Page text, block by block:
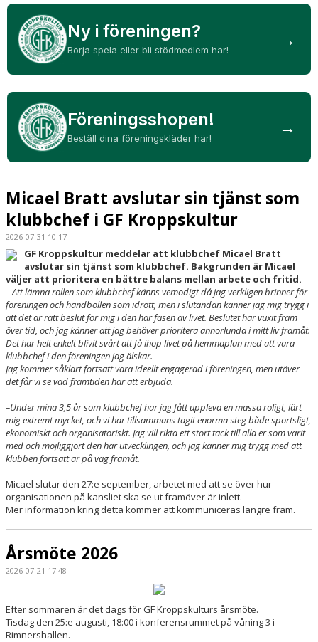
BILDGALLERI
SOCIALA MEDIER
Ny i föreningen?
Börja spela eller bli stödmedlem här! →
Föreningsshopen!
Beställ dina föreningskläder här! →
Micael Bratt avslutar sin tjänst som
klubbchef i GF Kroppskultur
2026-07-31 10:17
GF Kroppskultur meddelar att klubbchef Micael Bratt
avslutar sin tjänst som klubbchef. Bakgrunden är Micael
väljer att prioritera en bättre balans mellan arbete och fritid.
– Att lämna rollen som klubbchef känns vemodigt då jag verkligen brinner för
föreningen och handbollen som idrott, men i slutändan känner jag mig trygg i
att det är rätt beslut för mig i den här fasen av livet. Beslutet har vuxit fram
över tid, och jag känner att jag behöver prioritera annorlunda i mitt liv framåt.
Det har helt enkelt blivit svårt att få ihop livet på hemmaplan med att vara
klubbchef i den föreningen jag älskar.
Jag kommer såklart fortsatt vara ideellt engagerad i föreningen, men utöver
det får vi se vad framtiden har att erbjuda.
–Under mina 3,5 år som klubbchef har jag fått uppleva en massa roligt, lärt
mig extremt mycket, och vi har tillsammans tagit enorma steg både sportsligt,
ekonomiskt och organisatoriskt. Jag vill rikta ett stort tack till alla er som varit
med och möjliggjort den här utvecklingen, och jag känner mig trygg med att
klubben fortsatt är på väg framåt.
Micael slutar den 27:e september, arbetet med att se över hur
organisationen på kansliet ska se ut framöver är inlett.
Mer information kring detta kommer att kommuniceras längre fram.
Årsmöte 2026
2026-07-21 17:48
Efter sommaren är det dags för GF Kroppskulturs årsmöte.
Tisdag den 25:e augusti, 18:00 i konferensrummet på våning 3 i
Rimnershallen.